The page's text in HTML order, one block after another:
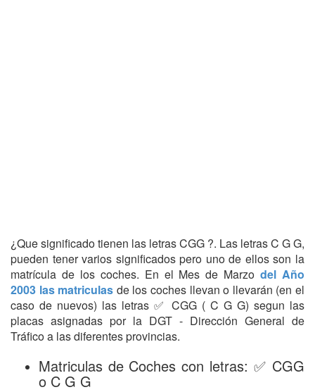
¿Que significado tienen las letras CGG ?. Las letras C G G,
pueden tener varios significados pero uno de ellos son la
matrícula de los coches. En el Mes de Marzodel Año
2003 las matriculas de los coches llevan o llevarán (en el
caso de nuevos) las letras ✅ CGG ( C G G) segun las
placas asignadas por la DGT - Dirección General de
Tráfico a las diferentes provincias.
Matriculas de Coches con letras: ✅ CGG
o C G G